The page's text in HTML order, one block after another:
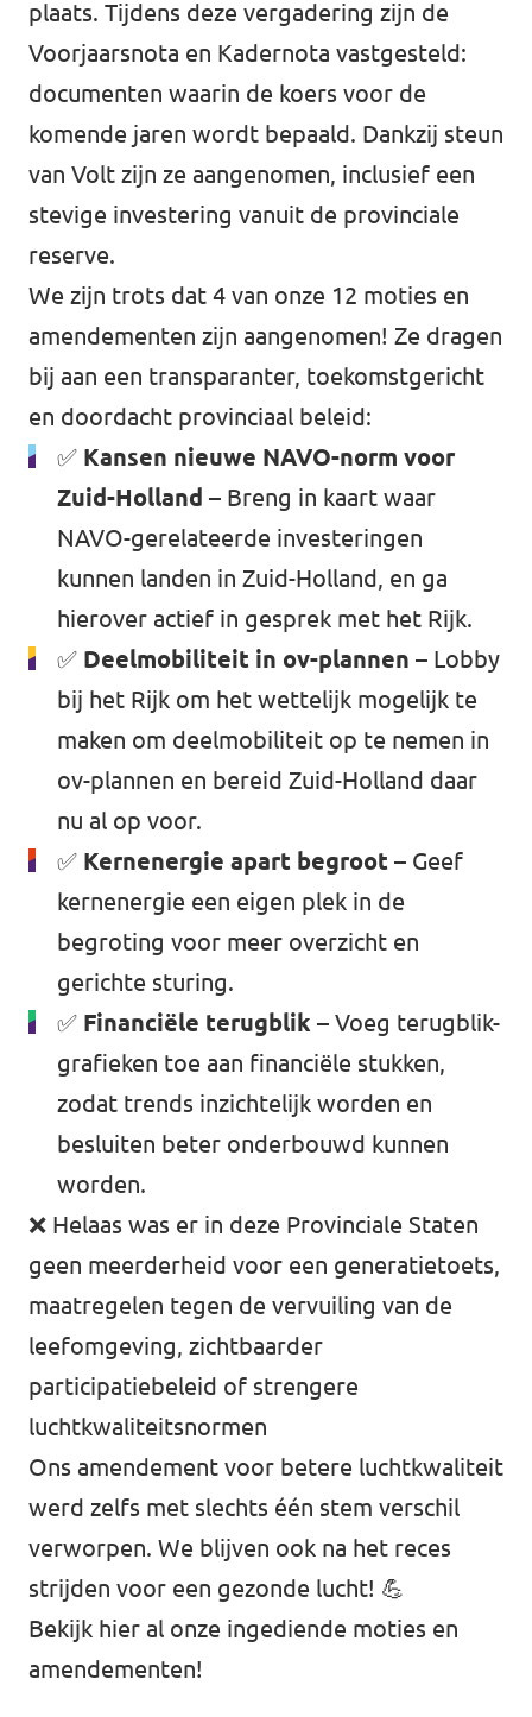
plaats. Tijdens deze vergadering zijn de
Voorjaarsnota en Kadernota vastgesteld:
documenten waarin de koers voor de
komende jaren wordt bepaald. Dankzij steun
van Volt zijn ze aangenomen, inclusief een
stevige investering vanuit de provinciale
reserve.
We zijn trots dat 4 van onze 12 moties en
amendementen zijn aangenomen! Ze dragen
bij aan een transparanter, toekomstgericht
en doordacht provinciaal beleid:
✅ Kansen nieuwe NAVO-norm voor
Zuid-Holland – Breng in kaart waar
NAVO-gerelateerde investeringen
kunnen landen in Zuid-Holland, en ga
hierover actief in gesprek met het Rijk.
✅ Deelmobiliteit in ov-plannen – Lobby
bij het Rijk om het wettelijk mogelijk te
maken om deelmobiliteit op te nemen in
ov-plannen en bereid Zuid-Holland daar
nu al op voor.
✅ Kernenergie apart begroot – Geef
kernenergie een eigen plek in de
begroting voor meer overzicht en
gerichte sturing.
✅ Financiële terugblik – Voeg terugblik-
grafieken toe aan financiële stukken,
zodat trends inzichtelijk worden en
besluiten beter onderbouwd kunnen
worden.
❌ Helaas was er in deze Provinciale Staten
geen meerderheid voor een generatietoets,
maatregelen tegen de vervuiling van de
leefomgeving, zichtbaarder
participatiebeleid of strengere
luchtkwaliteitsnormen
Ons amendement voor betere luchtkwaliteit
werd zelfs met slechts één stem verschil
verworpen. We blijven ook na het reces
strijden voor een gezonde lucht! 💪
Bekijk hier al onze ingediende moties en
amendementen!